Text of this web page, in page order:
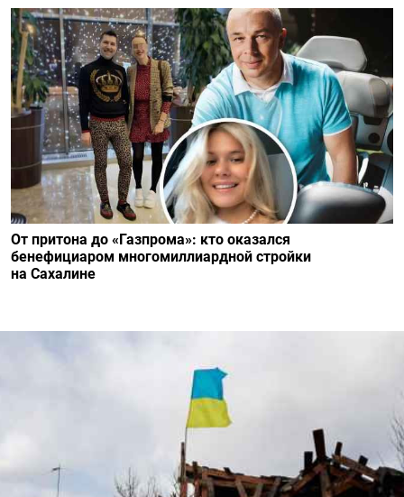
От притона до «Газпрома»: кто оказался
бенефициаром многомиллиардной стройки
на Сахалине